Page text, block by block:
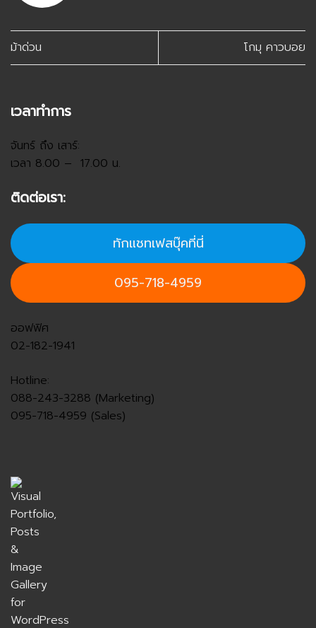
ม้าด่วน โกมุ คาวบอย
เวลาทำการ
จันทร์ ถึง เสาร์:
เวลา 8.00 – 17.00 น.
ติดต่อเรา:
ทักแชทเฟสบุ๊คที่นี่
095-718-4959
ออฟฟิศ
02-182-1941
Hotline:
088-243-3288 (Marketing)
095-718-4959 (Sales)